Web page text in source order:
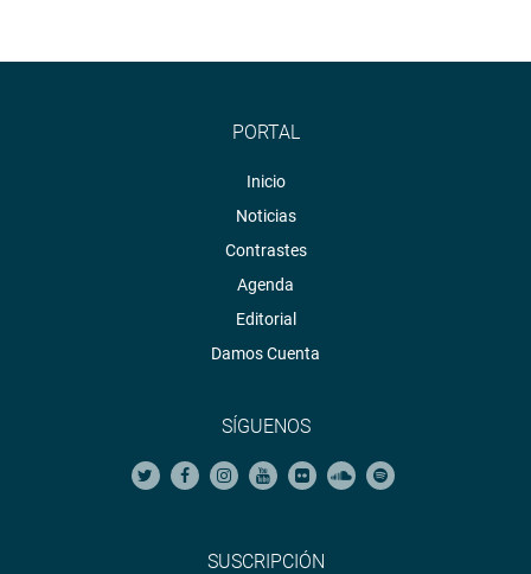
PORTAL
Inicio
Noticias
Contrastes
Agenda
Editorial
Damos Cuenta
SÍGUENOS
SUSCRIPCIÓN